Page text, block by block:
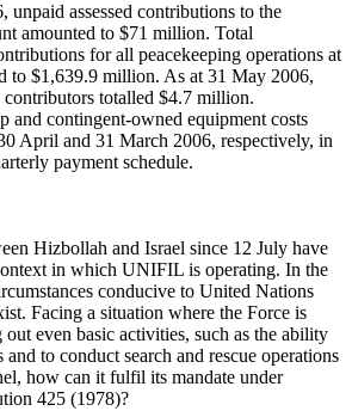
assessed contributions to the
amounted to $71 million. Total
for all peacekeeping operations at
to $1,639.9 million. As at 31 May 2006,
totalled $4.7 million.
and contingent-owned equipment costs
April and 31 March 2006, respectively, in
payment schedule.
Hizbollah and Israel since 12 July have
in which UNIFIL is operating. In the
conducive to United Nations
Facing a situation where the Force is
even basic activities, such as the ability
to conduct search and rescue operations
how can it fulfil its mandate under
425 (1978)?